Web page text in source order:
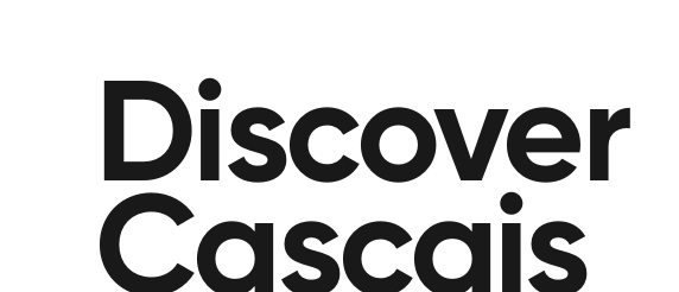
Discover
Cascais